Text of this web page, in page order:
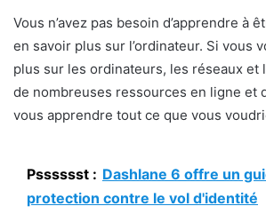
Vous n’avez pas besoin d’apprendre à
en savoir plus sur l’ordinateur. Si vous
plus sur les ordinateurs, les réseaux et
de nombreuses ressources en ligne et
vous apprendre tout ce que vous
Psssssst : Dashlane 6 offre un
protection contre le vol d'identité